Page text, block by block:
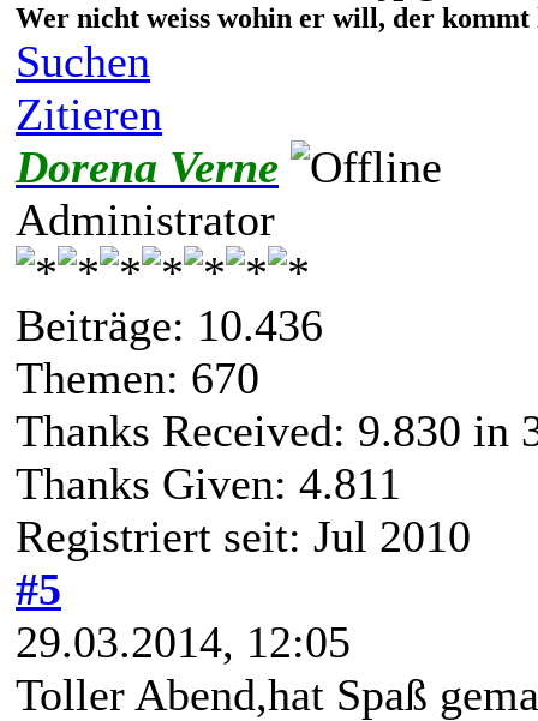
Wer nicht weiss wohin er will, der kommt
Suchen
Zitieren
Dorena Verne
Administrator
Beiträge: 10.436
Themen: 670
Thanks Received: 9.830 in
Thanks Given: 4.811
Registriert seit: Jul 2010
#5
29.03.2014, 12:05
Toller Abend,hat Spaß